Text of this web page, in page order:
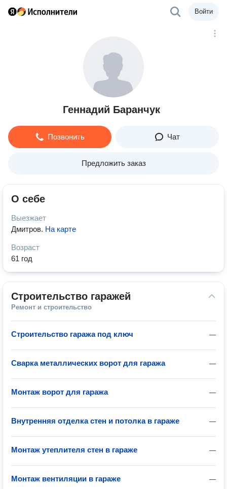
Войти
Геннадий Баранчук
Позвонить Чат
Предложить заказ
О себе
Выезжает
Дмитров. На карте
Возраст
61 год
Строительство гаражей
Ремонт и строительство
—
Строительство гаража под ключ
—
Сварка металлических ворот для гаража
—
Монтаж ворот для гаража
—
Внутренняя отделка стен и потолка в гараже
—
Монтаж утеплителя стен в гараже
—
Монтаж вентиляции в гараже